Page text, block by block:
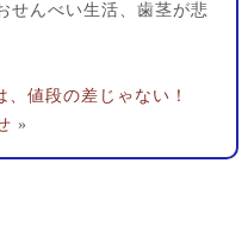
せんべい生活、歯茎が悲
値段の差じゃない！
»